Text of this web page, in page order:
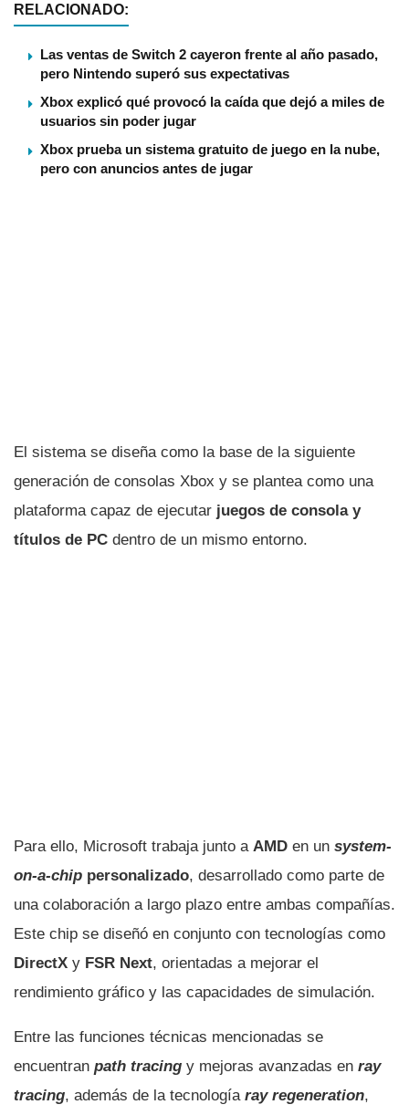
RELACIONADO:
Las ventas de Switch 2 cayeron frente al año pasado,
pero Nintendo superó sus expectativas
Xbox explicó qué provocó la caída que dejó a miles de
usuarios sin poder jugar
Xbox prueba un sistema gratuito de juego en la nube,
pero con anuncios antes de jugar
El sistema se diseña como la base de la siguiente
generación de consolas Xbox y se plantea como una
plataforma capaz de ejecutar juegos de consola y
títulos de PC dentro de un mismo entorno.
Para ello, Microsoft trabaja junto a AMD en un system-
on-a-chip personalizado, desarrollado como parte de
una colaboración a largo plazo entre ambas compañías.
Este chip se diseñó en conjunto con tecnologías como
DirectX y FSR Next, orientadas a mejorar el
rendimiento gráfico y las capacidades de simulación.
Entre las funciones técnicas mencionadas se
encuentran path tracing y mejoras avanzadas en ray
tracing, además de la tecnología ray regeneration,